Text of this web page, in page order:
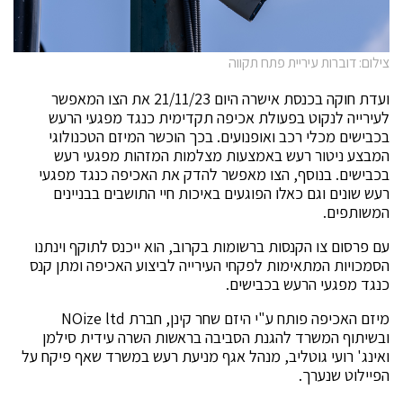
צילום: דוברות עיריית פתח תקווה
ועדת חוקה בכנסת אישרה היום 21/11/23 את הצו המאפשר
לעירייה לנקוט בפעולת אכיפה תקדימית כנגד מפגעי הרעש
בכבישים מכלי רכב ואופנועים. בכך הוכשר המיזם הטכנולוגי
המבצע ניטור רעש באמצעות מצלמות המזהות מפגעי רעש
בכבישים. בנוסף, הצו מאפשר להדק את האכיפה כנגד מפגעי
רעש שונים וגם כאלו הפוגעים באיכות חיי התושבים בבניינים
המשותפים.
עם פרסום צו הקנסות ברשומות בקרוב, הוא ייכנס לתוקף וינתנו
הסמכויות המתאימות לפקחי העירייה לביצוע האכיפה ומתן קנס
כנגד מפגעי הרעש בכבישים.
מיזם האכיפה פותח ע"י היזם שחר קינן, חברת NOize ltd
ובשיתוף המשרד להגנת הסביבה בראשות השרה עידית סילמן
ואינג' רועי גוטליב, מנהל אגף מניעת רעש במשרד שאף פיקח על
הפיילוט שנערך.